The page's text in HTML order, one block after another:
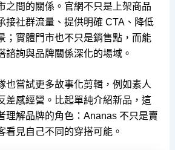
之間的關係。官網不只是上架商品
接社群流量、提供明確 CTA、降低
；實體門市也不只是銷售點，而能
諮詢與品牌關係深化的場域。
也嘗試更多故事化剪輯，例如素人
差感經營。比起單純介紹新品，這
理解品牌的角色：Ananas 不只是賣
看見自己不同的穿搭可能。